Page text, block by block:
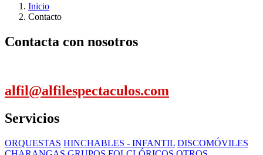
Inicio
Contacto
Contacta con nosotros
alfil@alfilespectaculos.com
Servicios
ORQUESTAS HINCHABLES - INFANTIL DISCOMÓVILES